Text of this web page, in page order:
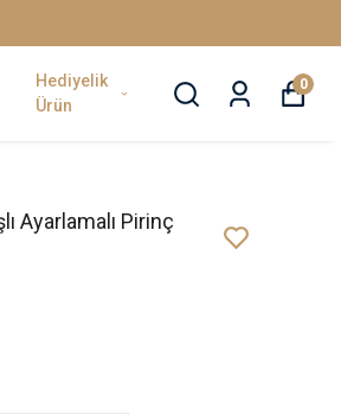
Hediyelik
Ürün
0
Ayarlamalı Pirinç